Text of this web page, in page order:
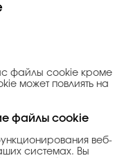
файлы cookie кроме
может повлиять на
файлы cookie
веб-
системах. Вы